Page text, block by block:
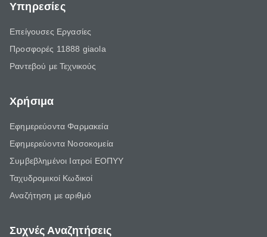
Υπηρεσίες
Επείγουσες Εργασίες
Προσφορές 11888 giaola
Ραντεβού με Τεχνικούς
Χρήσιμα
Εφημερεύοντα Φαρμακεία
Εφημερεύοντα Νοσοκομεία
Συμβεβλημένοι Ιατροί ΕΟΠΥΥ
Ταχυδρομικοί Κωδικοί
Αναζήτηση με αριθμό
Συχνές Αναζητήσεις